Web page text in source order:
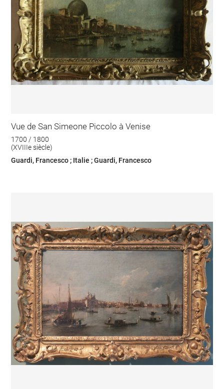
Vue de San Simeone Piccolo à Venise
1700 / 1800
(XVIIIe siècle)
Guardi, Francesco ; Italie ; Guardi, Francesco